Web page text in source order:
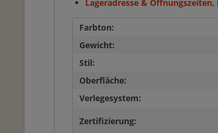
Lageradresse &
Farbton:
Gewicht:
Stil:
Oberfläche:
Verlegesystem:
Zertifizierung: